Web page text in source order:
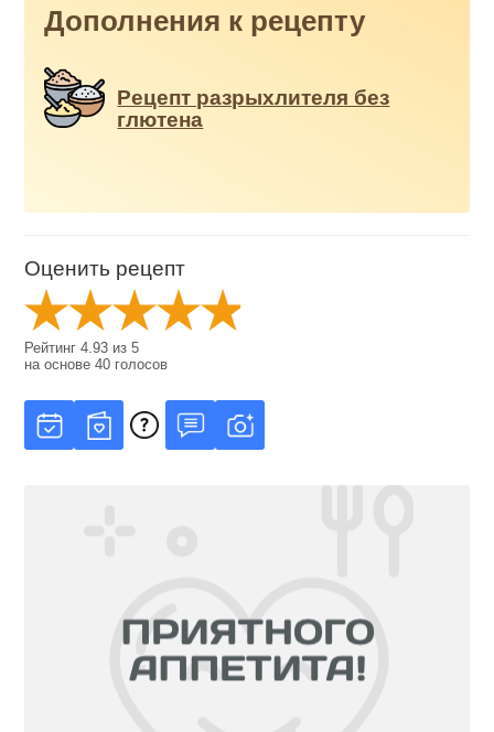
Дополнения к рецепту
Рецепт разрыхлителя без
глютена
Оценить рецепт
Рейтинг4.93 из5
на основе40 голосов